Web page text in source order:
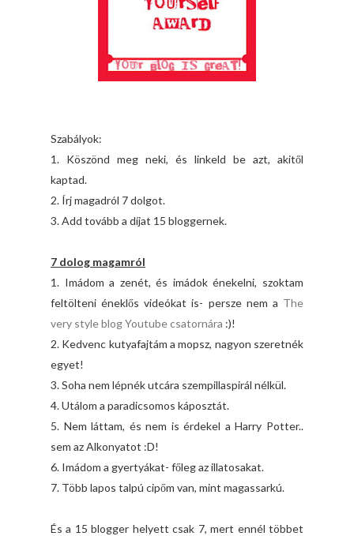
Szabályok:
1. Köszönd meg neki, és linkeld be azt, akitől
kaptad.
2. Írj magadról 7 dolgot.
3. Add tovább a díjat 15 bloggernek.
7 dolog magamról
1. Imádom a zenét, és imádok énekelni, szoktam
feltölteni éneklős videókat is- persze nem a The
very style blog Youtube csatornára :)!
2. Kedvenc kutyafajtám a mopsz, nagyon szeretnék
egyet!
3. Soha nem lépnék utcára szempillaspirál nélkül.
4. Utálom a paradicsomos káposztát.
5. Nem láttam, és nem is érdekel a Harry Potter..
sem az Alkonyatot :D!
6. Imádom a gyertyákat- főleg az illatosakat.
7. Több lapos talpú cipőm van, mint magassarkú.
És a 15 blogger helyett csak 7, mert ennél többet